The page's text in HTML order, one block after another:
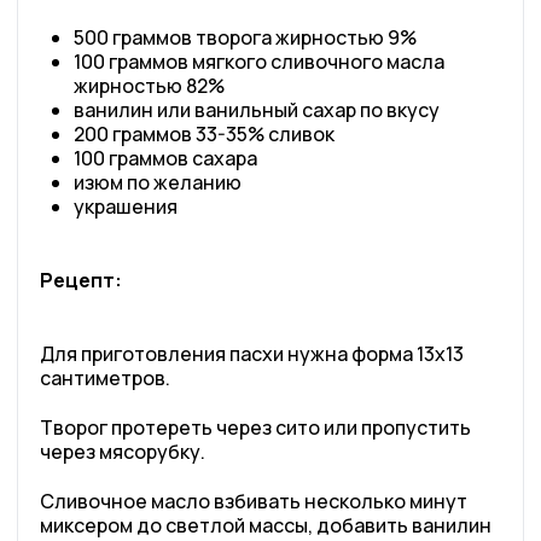
500 граммов творога жирностью 9%
100 граммов мягкого сливочного масла
жирностью 82%
ванилин или ванильный сахар по вкусу
200 граммов 33-35% сливок
100 граммов сахара
изюм по желанию
украшения
Рецепт:
Для приготовления пасхи нужна форма 13х13
сантиметров.
Творог протереть через сито или пропустить
через мясорубку.
Сливочное масло взбивать несколько минут
миксером до светлой массы, добавить ванилин